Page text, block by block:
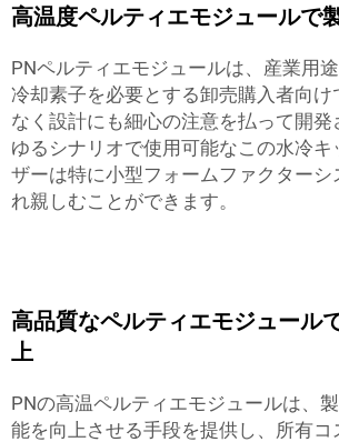
高温度ペルティエモジュールで
PNペルティエモジュールは、産業用
冷却素子を必要とする卸売購入者向
なく設計にも細心の注意を払って開発
ゆるシナリオで使用可能なこの水冷
ザーは特に小型フォームファクター
れ親しむことができます。
高品質なペルティエモジュール
上
PNの高温ペルティエモジュールは、
能を向上させる手段を提供し、所有コ